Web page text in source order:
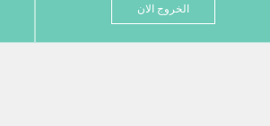
الخروج الان